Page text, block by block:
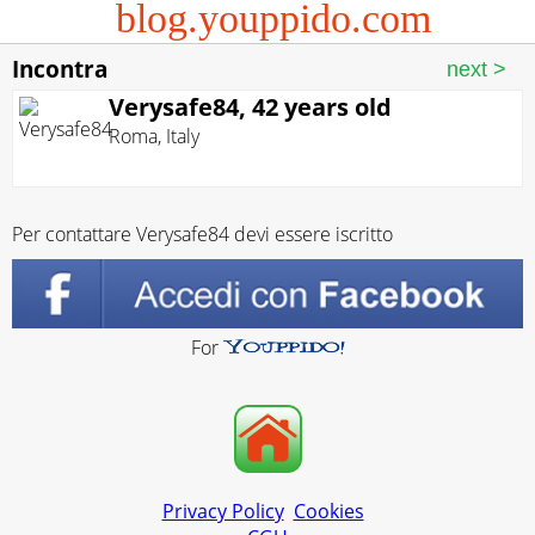
blog.youppido.com
Incontra
Verysafe84, 42 years old
Roma, Italy
Per contattare Verysafe84 devi essere iscritto
For
Privacy Policy Cookies